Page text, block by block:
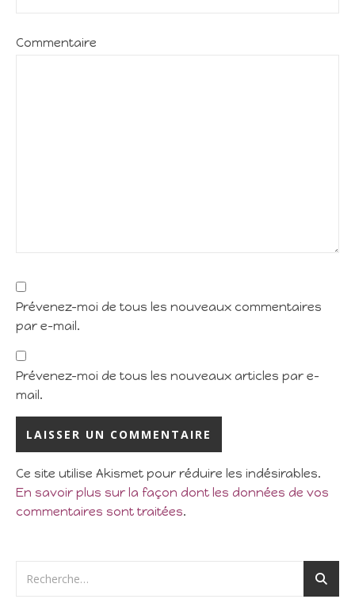
Commentaire
Prévenez-moi de tous les nouveaux commentaires
par e-mail.
Prévenez-moi de tous les nouveaux articles par e-
mail.
Ce site utilise Akismet pour réduire les indésirables.
En savoir plus sur la façon dont les données de vos
commentaires sont traitées.